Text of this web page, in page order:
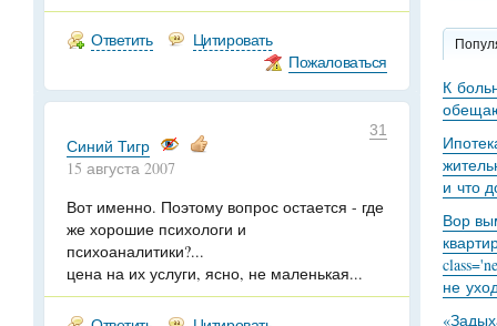
Ответить
Цитировать
Пожаловаться
31
Синий Тигр
15 августа 2007
Вот именно. Поэтому вопрос остается - где
же хорошие психологи и
психоаналитики?...
цена на их услуги, ясно, не маленькая...
К
и что
Вор
не